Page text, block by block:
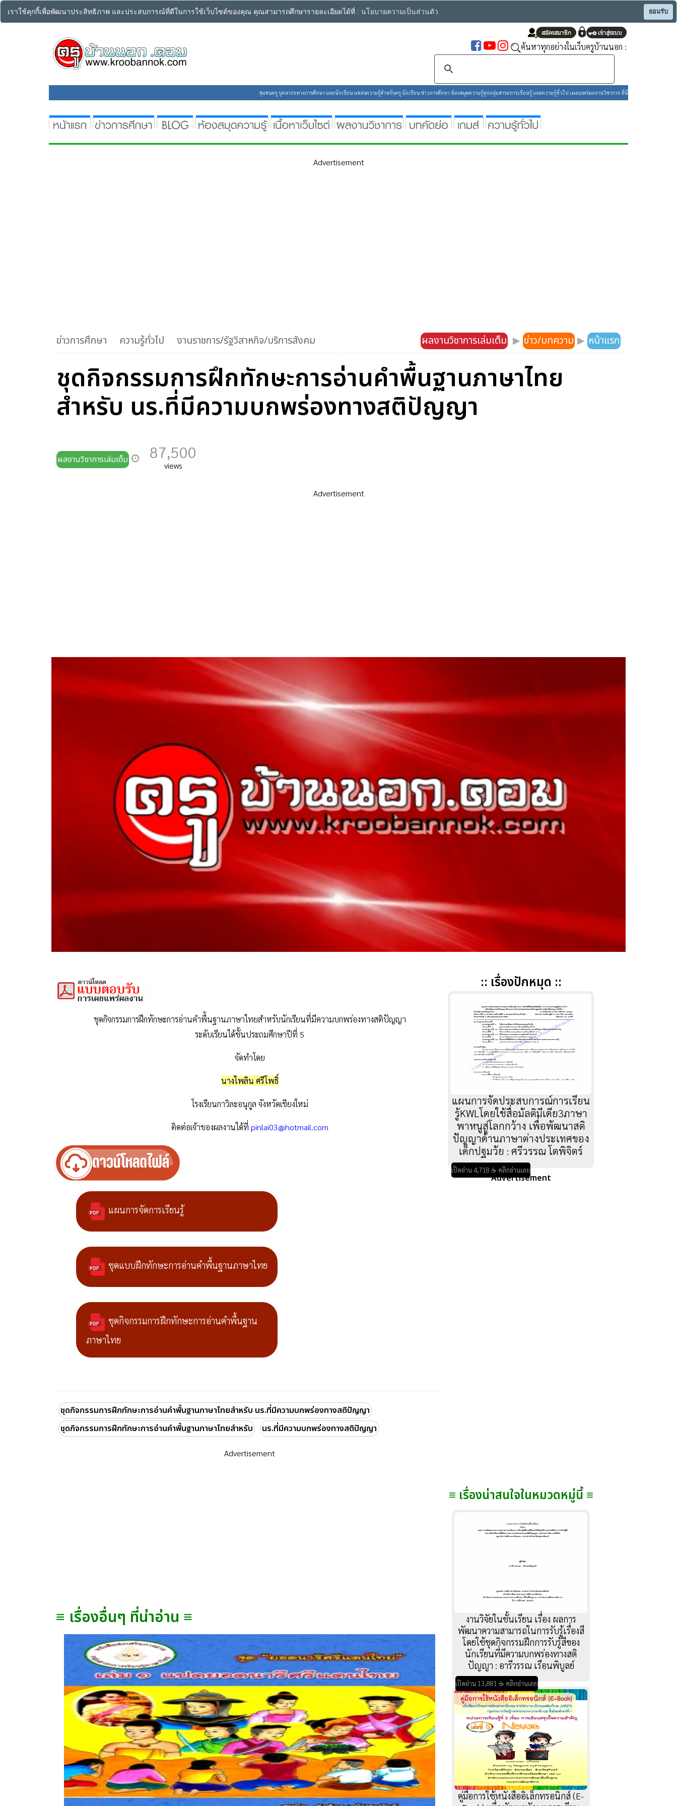
เราใช้คุกกี้เพื่อพัฒนาประสิทธิภาพ และประสบการณ์ที่ดีในการใช้เว็บไซต์ของคุณ คุณสามารถศึกษารายละเอียดได้ที่ : นโยบายความเป็นส่วนตัว ยอมรับ
ค้นหาทุกอย่างในเว็บครูบ้านนอก :
ชุมชนครู บุคลากรทางการศึกษา และนักเรียน แหล่งความรู้สำหรับครู นักเรียน ข่าวการศึกษา ห้องสมุดความรู้ทุกกลุ่มสาระการเรียนรู้ และความรู้ทั่วไป เผยแพร่ผลงานวิชาการ ที่นี่
Advertisement
ข่าวการศึกษา ความรู้ทั่วไป งานราชการ/รัฐวิสาหกิจ/บริการสังคม ผลงานวิชาการเล่มเต็ม ▶ ข่าว/บทความ ▶ หน้าแรก
ชุดกิจกรรมการฝึกทักษะการอ่านคำพื้นฐานภาษาไทย
สำหรับ นร.ที่มีความบกพร่องทางสติปัญญา
ผลงานวิชาการเล่มเต็ม 87,500
views
Advertisement
ชุดกิจกรรมการฝึกทักษะการอ่านคำพื้นฐานภาษาไทยสำหรับนักเรียนที่มีความบกพร่องทางสติปัญญา
ระดับเรียนได้ชั้นประถมศึกษาปีที่ 5
จัดทำโดย
นางไพลิน ศรีโพธิ์
โรงเรียนกาวิละอนุกูล จังหวัดเชียงใหม่
ติดต่อเจ้าของผลงานได้ที่ pinlai03@hotmail.com
แผนการจัดการเรียนรู้
ชุดแบบฝึกทักษะการอ่านคำพื้นฐานภาษาไทย
ชุดกิจกรรมการฝึกทักษะการอ่านคำพื้นฐาน
ภาษาไทย
ชุดกิจกรรมการฝึกทักษะการอ่านคำพื้นฐานภาษาไทยสำหรับ นร.ที่มีความบกพร่องทางสติปัญญา
ชุดกิจกรรมการฝึกทักษะการอ่านคำพื้นฐานภาษาไทยสำหรับ
นร.ที่มีความบกพร่องทางสติปัญญา
Advertisement
≡ เรื่องอื่นๆ ที่น่าอ่าน ≡
:: เรื่องปักหมุด ::
แผนการจัดประสบการณ์การเรียน
รู้KWLโดยใช้สื่อมัลติมีเดีย3ภาษา
พาหนูสู่โลกกว้าง เพื่อพัฒนาสติ
ปัญญาด้านภาษาต่างประเทศของ
เด็กปฐมวัย : ศรีวรรณ โตพิจิตร์
เปิดอ่าน 4,718 ☕ คลิกอ่านเลย
Advertisement
≡ เรื่องน่าสนใจในหมวดหมู่นี้ ≡
งานวิจัยในชั้นเรียน เรื่อง ผลการ
พัฒนาความสามารถในการรับรู้เรื่องสี
โดยใช้ชุดกิจกรรมฝึกการรับรู้สีของ
นักเรียนที่มีความบกพร่องทางสติ
ปัญญา : อารีวรรณ เรือนพิบูลย์
เปิดอ่าน 13,881 ☕ คลิกอ่านเลย
คู่มือการใช้หนังสืออิเล็กทรอนิกส์ (E-